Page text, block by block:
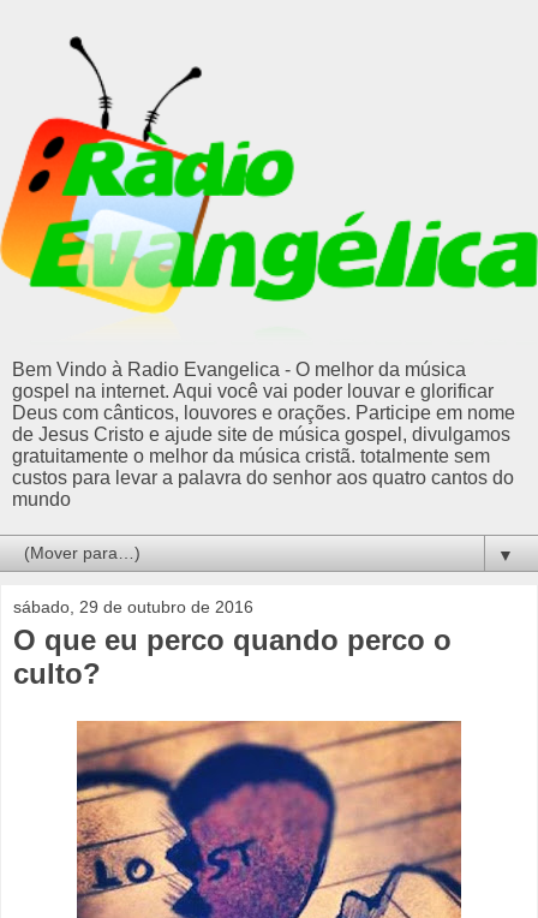
Bem Vindo à Radio Evangelica - O melhor da música
gospel na internet. Aqui você vai poder louvar e glorificar
Deus com cânticos, louvores e orações. Participe em nome
de Jesus Cristo e ajude site de música gospel, divulgamos
gratuitamente o melhor da música cristã. totalmente sem
custos para levar a palavra do senhor aos quatro cantos do
mundo
▼
sábado, 29 de outubro de 2016
O que eu perco quando perco o
culto?